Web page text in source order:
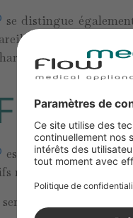
se distingue
dispose d'une
des
est un dispositif
médicaux.
sera disponible à partir